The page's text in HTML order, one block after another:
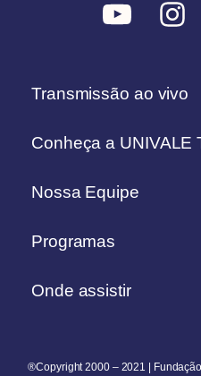
Transmissão ao vivo
Conheça a UNIVALE
Nossa Equipe
Programas
Onde assistir
®Copyright 2000 – 2021 |